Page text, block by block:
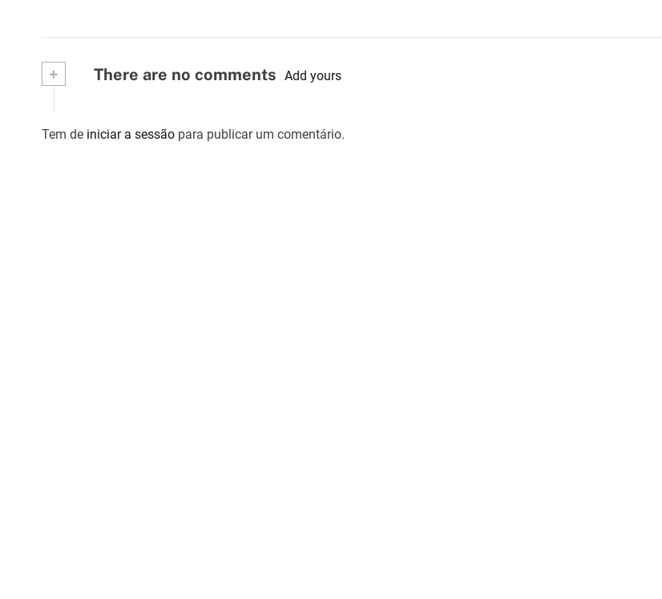
r
t
+ There are no comments Add yours
Tem de iniciar a sessão para publicar um comentário.